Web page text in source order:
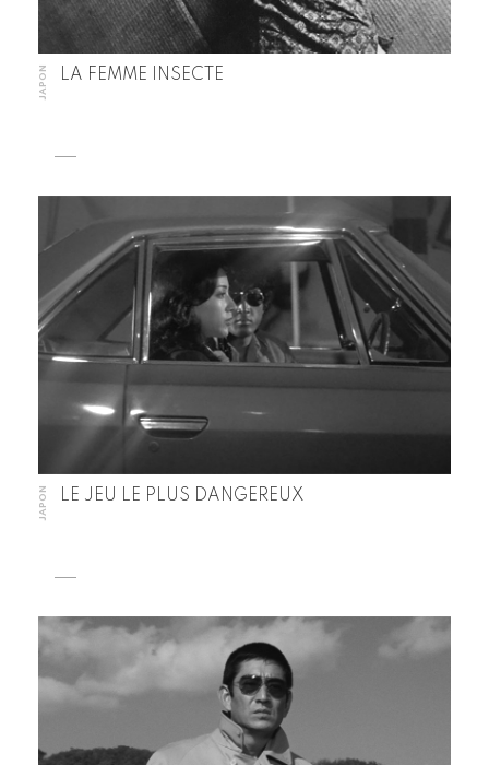
JAPON LA FEMME INSECTE
JAPON LE JEU LE PLUS DANGEREUX